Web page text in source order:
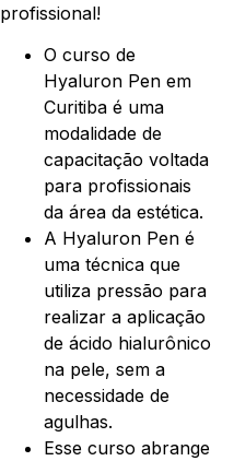
profissional!
O curso de
Hyaluron Pen em
Curitiba é uma
modalidade de
capacitação voltada
para profissionais
da área da estética.
A Hyaluron Pen é
uma técnica que
utiliza pressão para
realizar a aplicação
de ácido hialurônico
na pele, sem a
necessidade de
agulhas.
Esse curso abrange